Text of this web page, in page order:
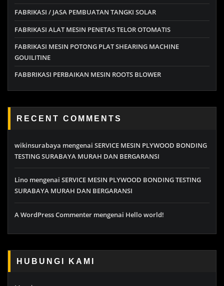
FABRIKASI / JASA PEMBUATAN TANGKI SOLAR
FABRIKASI ALAT MESIN PENETAS TELOR OTOMATIS
FABRIKASI MESIN POTONG PLAT SHEARING MACHINE
GOUILITINE
FABBRIKASI PERBAIKAN MESIN ROOTS BLOWER
RECENT COMMENTS
wikinsurabaya mengenai SERVICE MESIN PLYWOOD BONDING
TESTING SURABAYA MURAH DAN BERGARANSI
Lino mengenai SERVICE MESIN PLYWOOD BONDING TESTING
SURABAYA MURAH DAN BERGARANSI
A WordPress Commenter mengenai Hello world!
HUBUNGI KAMI